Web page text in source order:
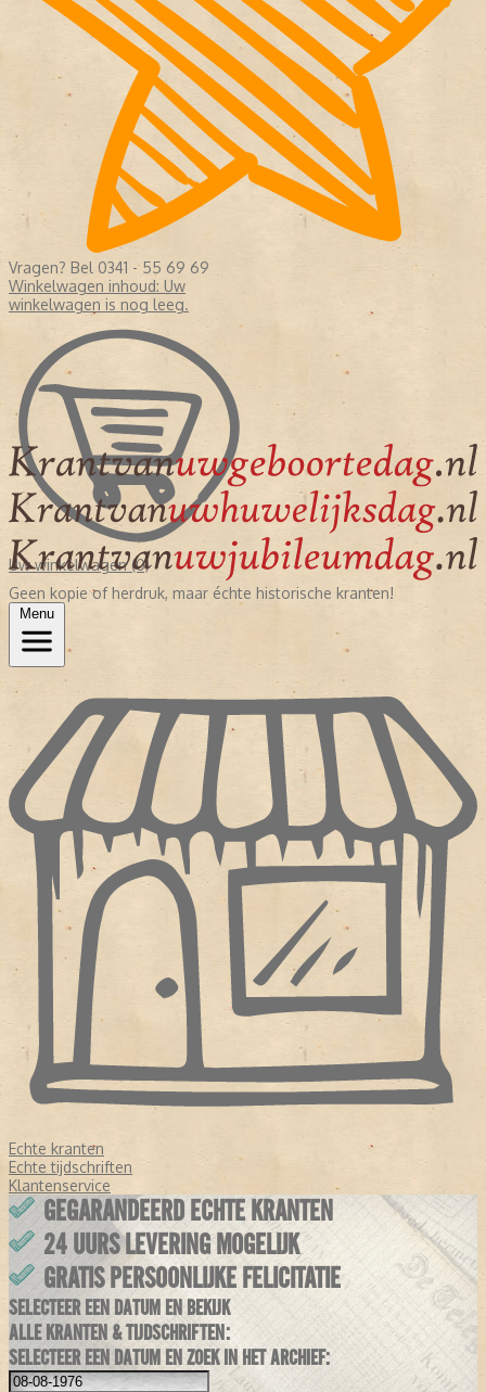
Vragen? Bel 0341 - 55 69 69
Winkelwagen inhoud: Uw
winkelwagen is nog leeg.
Uw winkelwagen (0)
Geen kopie of herdruk, maar échte historische kranten!
Menu
Echte kranten
Echte tijdschriften
Klantenservice
GEGARANDEERD ECHTE KRANTEN
24 UURS LEVERING MOGELIJK
GRATIS PERSOONLIJKE FELICITATIE
SELECTEER EEN DATUM EN BEKIJK
ALLE KRANTEN & TIJDSCHRIFTEN:
SELECTEER EEN DATUM EN ZOEK IN HET ARCHIEF: